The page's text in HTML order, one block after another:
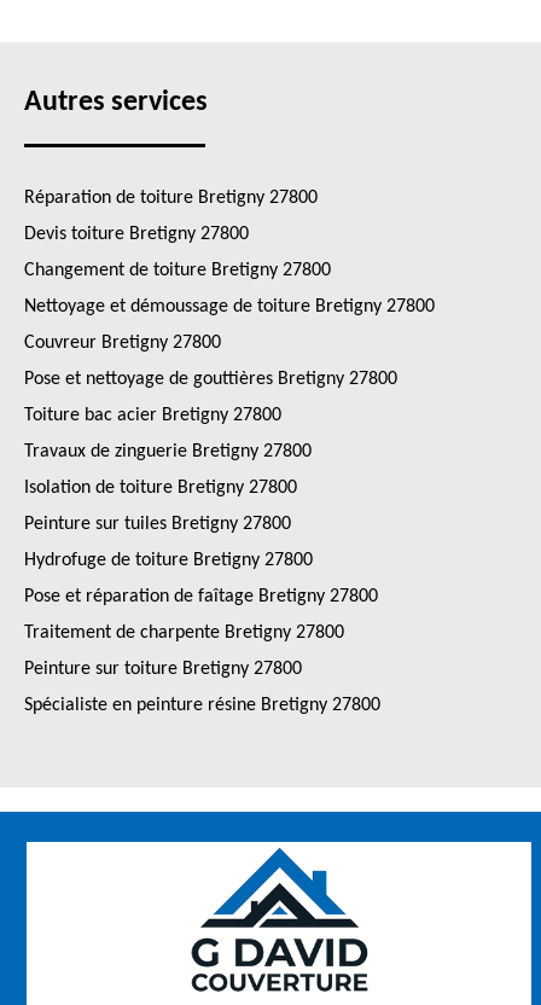
Autres services
Réparation de toiture Bretigny 27800
Devis toiture Bretigny 27800
Changement de toiture Bretigny 27800
Nettoyage et démoussage de toiture Bretigny 27800
Couvreur Bretigny 27800
Pose et nettoyage de gouttières Bretigny 27800
Toiture bac acier Bretigny 27800
Travaux de zinguerie Bretigny 27800
Isolation de toiture Bretigny 27800
Peinture sur tuiles Bretigny 27800
Hydrofuge de toiture Bretigny 27800
Pose et réparation de faîtage Bretigny 27800
Traitement de charpente Bretigny 27800
Peinture sur toiture Bretigny 27800
Spécialiste en peinture résine Bretigny 27800